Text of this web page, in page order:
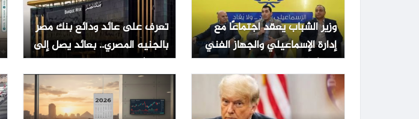
وزير الشباب يعقد اجتماعًا مع
إدارة الإسماعيلي والجهاز الفني
لبحث أوضاع الفريق
تعرف على عائد ودائع بنك مصر
بالجنيه المصري.. بعائد يصل إلى
14% | بنوك